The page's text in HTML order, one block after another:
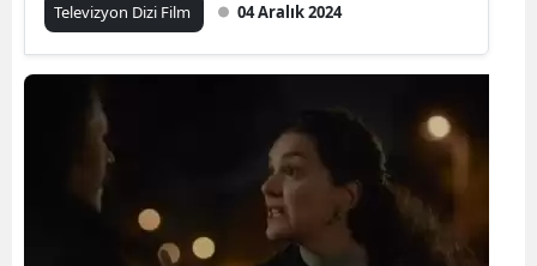
Televizyon Dizi Film 04 Aralık 2024